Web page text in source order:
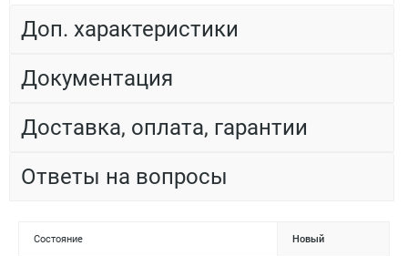
Доп. характеристики
Документация
Доставка, оплата, гарантии
Ответы на вопросы
Состояние Новый